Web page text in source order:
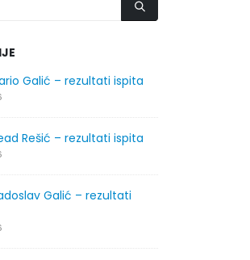
Galić – rezultati ispita
Rešić – rezultati ispita
Galić – rezultati